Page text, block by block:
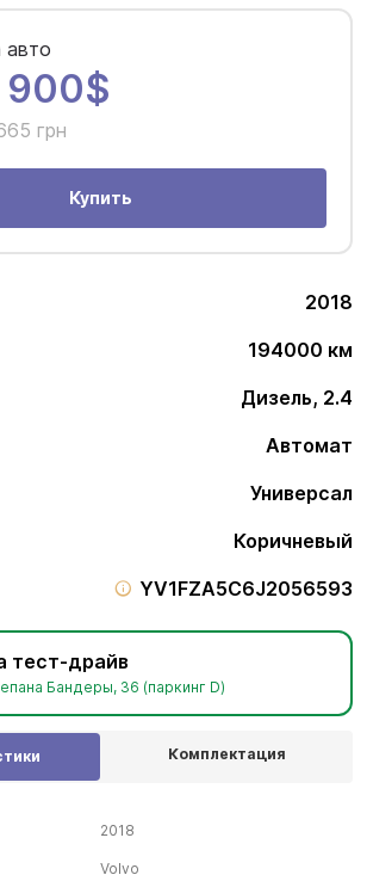
2018
194000 км
Дизель, 2.4
Автомат
Универсал
Коричневый
YV1FZA5C6J2056593
тест-драйв
Бандеры, 36 (паркинг D)
авто
900$
грн
Купить
Комплектация
2018
Volvo